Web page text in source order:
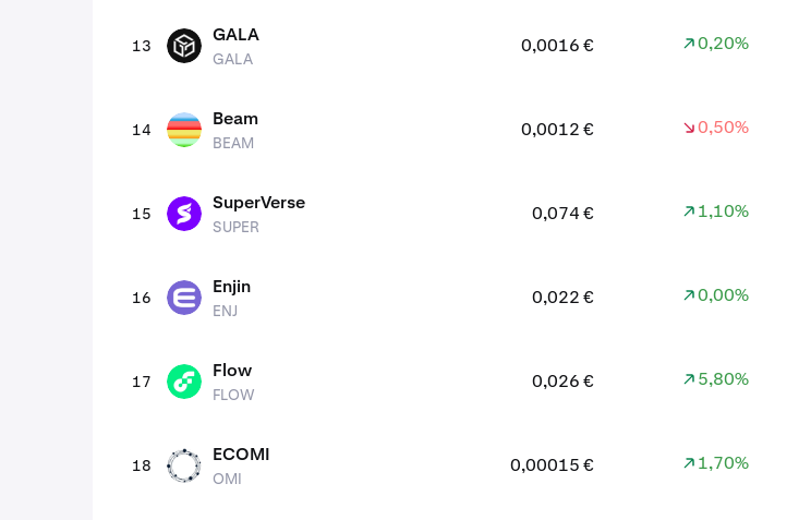
13 GALA GALA
GALA
0,0016 € 0,20%
14 BEAM Beam
BEAM
0,0012 € 0,50%
15 SUPER SuperVerse
SUPER
0,074 € 1,10%
16 ENJ Enjin
ENJ
0,022 € 0,00%
17 FLOW Flow
FLOW
0,026 € 5,80%
18 ECOMI
OMI
0,00015 € 1,70%